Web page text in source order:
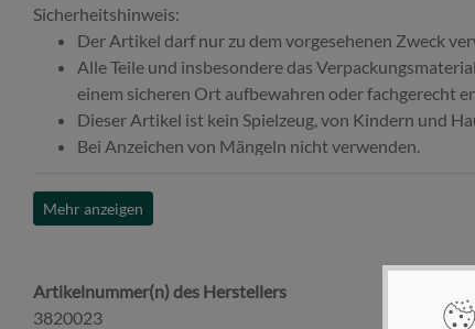
Sicherheitshinweis:
Der Artikel darf nur zu dem vorgesehenen Zweck
Alle Teile und insbesondere das
einem sicheren Ort aufbewahren oder fachgerecht
Dieser Artikel ist kein Spielzeug, von Kindern und
Bei Anzeichen von Mängeln nicht verwenden.
Mehr anzeigen
Artikelnummer(n) des Herstellers
3820023